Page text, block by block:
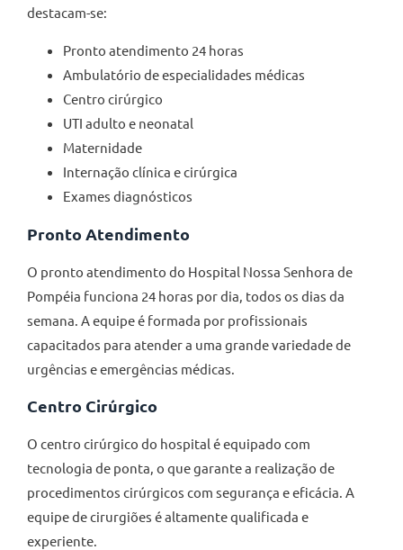
destacam-se:
Pronto atendimento 24 horas
Ambulatório de especialidades médicas
Centro cirúrgico
UTI adulto e neonatal
Maternidade
Internação clínica e cirúrgica
Exames diagnósticos
Pronto Atendimento
O pronto atendimento do Hospital Nossa Senhora de
Pompéia funciona 24 horas por dia, todos os dias da
semana. A equipe é formada por profissionais
capacitados para atender a uma grande variedade de
urgências e emergências médicas.
Centro Cirúrgico
O centro cirúrgico do hospital é equipado com
tecnologia de ponta, o que garante a realização de
procedimentos cirúrgicos com segurança e eficácia. A
equipe de cirurgiões é altamente qualificada e
experiente.